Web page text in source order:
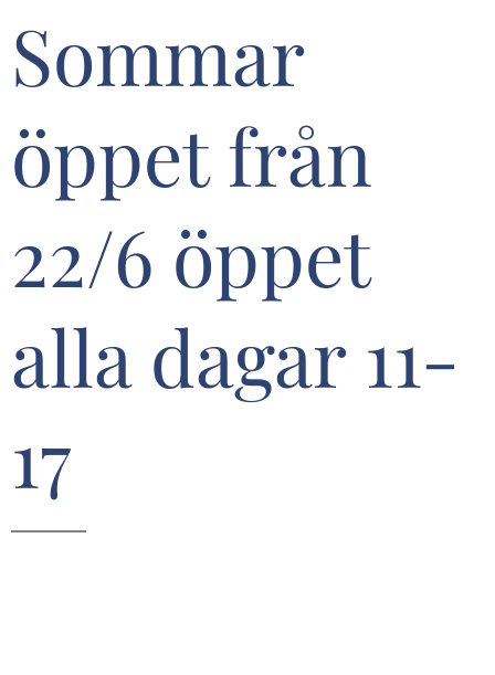
Sommar
öppet från
22/6 öppet
alla dagar 11-
17